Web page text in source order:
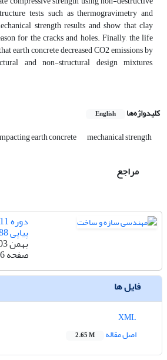
tests, such as thermogravimetry and
strength results and show that clay
for the cracks and holes. Finally, the life
earth concrete decreased CO2 emissions by
and non-structural design mixtures,
کلیدواژه‌ها English
earth concrete mechanical strength
مراجع
پیاپی 88
بهمن 1403
صفحه
فایل ها
اصل مقاله
2.65 M